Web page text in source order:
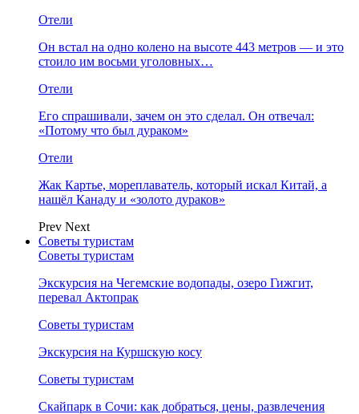
Отели
Он встал на одно колено на высоте 443 метров — и это
стоило им восьми уголовных…
Отели
Его спрашивали, зачем он это сделал. Он отвечал:
«Потому что был дураком»
Отели
Жак Картье, мореплаватель, который искал Китай, а
нашёл Канаду и «золото дураков»
Prev Next
Советы туристам
Советы туристам
Экскурсия на Чегемские водопады, озеро Гижгит,
перевал Актопрак
Советы туристам
Экскурсия на Куршскую косу
Советы туристам
Скайпарк в Сочи: как добраться, цены, развлечения